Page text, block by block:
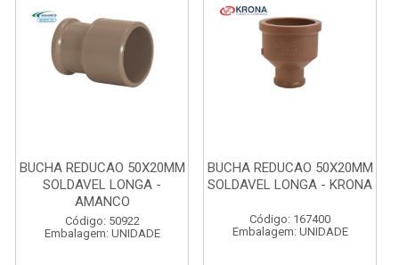
BUCHA REDUCAO 50X20MM
SOLDAVEL LONGA -
AMANCO
Código: 50922
Embalagem: UNIDADE
BUCHA REDUCAO 50X20MM
SOLDAVEL LONGA - KRONA
Código: 167400
Embalagem: UNIDADE